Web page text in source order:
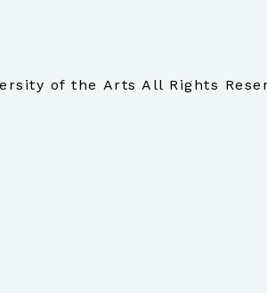
of the Arts All Rights